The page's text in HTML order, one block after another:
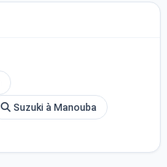
Suzuki à Manouba